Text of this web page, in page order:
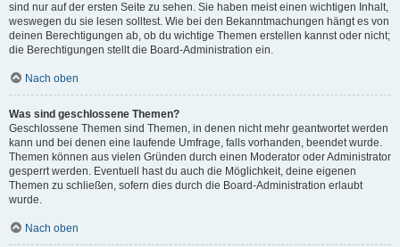
sind nur auf der ersten Seite zu sehen. Sie haben meist einen wichtigen Inhalt,
weswegen du sie lesen solltest. Wie bei den Bekanntmachungen hängt es von
deinen Berechtigungen ab, ob du wichtige Themen erstellen kannst oder nicht;
die Berechtigungen stellt die Board-Administration ein.
Nach oben
Was sind geschlossene Themen?
Geschlossene Themen sind Themen, in denen nicht mehr geantwortet werden
kann und bei denen eine laufende Umfrage, falls vorhanden, beendet wurde.
Themen können aus vielen Gründen durch einen Moderator oder Administrator
gesperrt werden. Eventuell hast du auch die Möglichkeit, deine eigenen
Themen zu schließen, sofern dies durch die Board-Administration erlaubt
wurde.
Nach oben